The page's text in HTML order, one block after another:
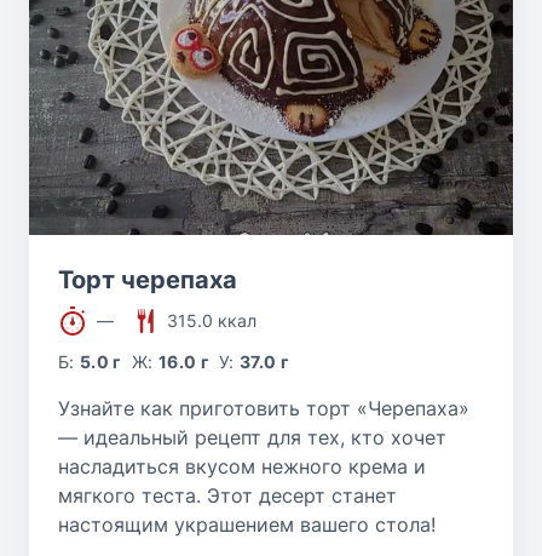
Торт черепаха
—
315.0 ккал
Б: 5.0 г Ж: 16.0 г У:37.0 г
Узнайте как приготовить торт «Черепаха»
— идеальный рецепт для тех, кто хочет
насладиться вкусом нежного крема и
мягкого теста. Этот десерт станет
настоящим украшением вашего стола!